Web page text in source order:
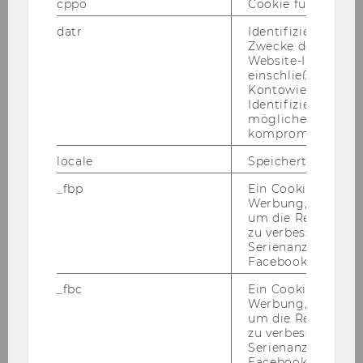
rei­ches Con­trol­ling und Fi­nanz­buch­hal­tung.
- Lei­tung, Füh­rung und Wei­ter­ent­wick­lung der
Ab­tei­lung Fi­nanz­buch­hal­tung (dzt. 9 Per­so­nen)
- Ei­gen­ver­ant­wort­li­che Er­le­di­gung des ex­ter­
nen Rech­nungs­we­sens, ins­be­son­de­re der
Anlagen-​ Debitoren-​ und Kre­di­to­ren­buch­hal­
Quartals-​ und Jah­res­ab­schlüs­sen
- Er­stel­lung von Plan­bi­lan­zen
- Ord­nungs­ge­mä­ße Ab­wick­lung aller abgaben-​
und EU-​beihilferechtlichen Ob­lie­gen­hei­ten im
Kom­pe­tenz­be­reich (so­wohl im ho­heit­li­chen als
auch wirt­schaft­li­chen Tä­tig­keits­be­reich der
Uni­ver­si­tät inkl. Be­trie­be ge­werb­li­cher Art)
- Ab­wick­lung des Zah­lungs­ver­kehrs
- Ent­wick­lung, Um­set­zung und lfd. Kon­trol­le
von WU-​weiten Stan­dards im Be­reich des Fi­
cppo
Cookie für
datr
Identifiziert den
Zwecke der
Website-
einschließlich der
Identifizierung
möglicherweise
kompromittierten
locale
Speichert
_fbp
Ein Cookie für
Werbung, das
um die Relevanz
zu verbessern
Facebook
_fbc
Ein Cookie für
Werbung, das
um die Relevanz
zu verbessern